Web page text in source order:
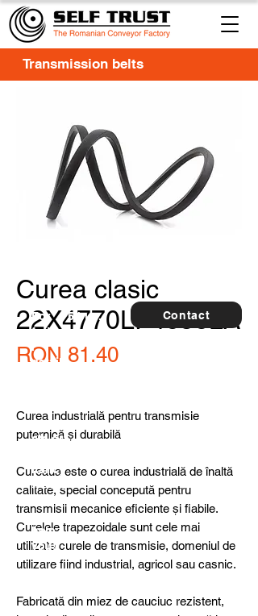
Curea clasic
22X4770LI-4858LA
RON 81.40Price
Curea industrială pentru transmisie
puternică și durabilă
Cureaua este o curea industrială de înaltă
calitate, special concepută pentru
transmisii mecanice eficiente și fiabile.
Curelele trapezoidale sunt cele mai
utilizate curele de transmisie, domeniul de
utilizare fiind industrial, agricol sau casnic.
Fabricată din miez de cauciuc rezistent,
Transmission belts
Contact
For
furthe
r
detail
produ
cts or
ltancy
we are
here
to
help
you!
5 buc.